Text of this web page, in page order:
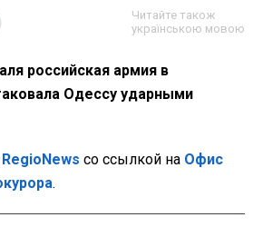
Читайте також
українською мовою
российская армия в
Одессу ударными
RegioNews со ссылкой на Офис
.